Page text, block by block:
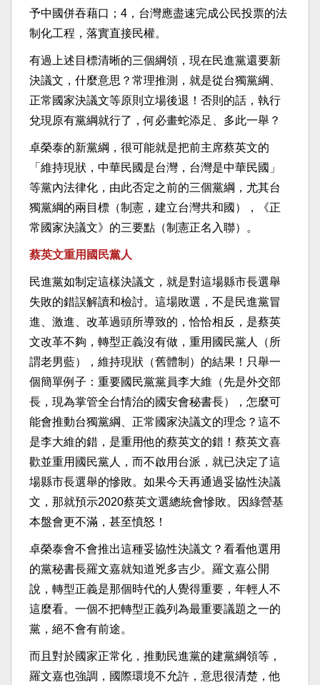
予中國併吞藉口；4，台灣應盡速完成公民投票的法
制化工程，落實直接民權。
有過上述目標清晰的三個綱領，現在民進黨還要新
決議文，什麼意思？常理推測，就是從台獨黨綱、
正常國家決議文等原則立場後退！否則的話，執行
兌現原有黨綱就行了，何必畫蛇添足、多此一舉？
卓榮泰的新黨綱，很可能就是把前主席蔡英文的
「維持現狀，中華民國是台灣，台灣是中華民國」
等黨內法律化，由此否定之前的三個黨綱，尤其台
獨黨綱的兩目標（制憲，建立台灣共和國），《正
常國家決議文》的三要點（制憲正名入聯）。
蔡英文重用國民黨人
民進黨如制定這樣決議文，就是對這場縣市長選舉
失敗的錯誤解讀和檢討。這場敗選，不是民進黨冒
進、激進、改革過頭所導致的，恰恰相反，是蔡英
文改革不夠，轉型正義沒有做，重用國民黨人（所
謂老男藍），維持現狀（舊體制）的結果！只舉一
個簡單例子：重要國民黨黨員李大維（先是外交部
長，現為掌管全台情治的國安會秘書長），怎麼可
能會推動台獨黨綱、正常國家決議文的理念？這不
是李大維的錯，是重用他的蔡英文的錯！蔡英文喜
歡並重用國民黨人，而不啟用台派，就已決定了這
場縣市長選舉的慘敗。如果今天再通過妥協性決議
文，那就預示2020蔡英文選總統會慘敗。因綠營基
本盤會更不滿，甚至憤怒！
卓榮泰會不會推出這種妥協性決議文？看看他選用
的黨秘書長羅文嘉就知道兇多吉少。羅文嘉公開
說，轉型正義是那個時代的人覺得重要，年輕人不
這麼看。一個不把轉型正義列為最重要議題之一的
黨，絕不會有前途。
而且對於國家正常化，推動民進黨的建黨綱領等，
羅文嘉也強調，國際環境不允許，意思很清楚，他